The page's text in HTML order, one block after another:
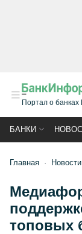
Портал о банках
БАНКИ
Главная Новости
топовых